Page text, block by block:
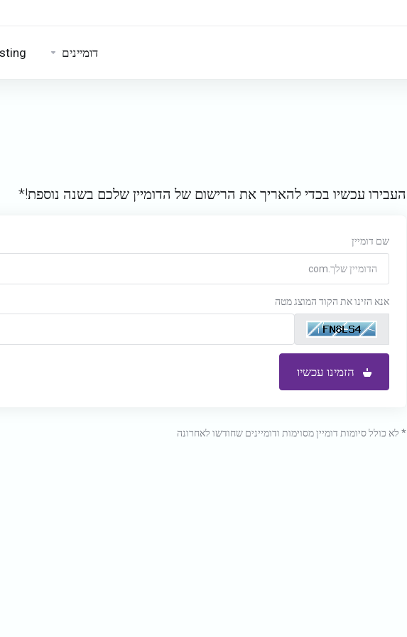
דומיינים
העבירו עכשיו בכדי להאריך את הרישום של הדומיין שלכם בשנה נוספת!*
שם דומיין
אנא הזינו את הקוד המוצג מטה
הזמינו עכשיו
* לא כולל סיומות דומיין מסוימות ודומיינים שחודשו לאחרונה